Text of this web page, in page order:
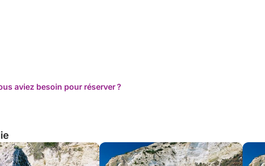
aviez besoin pour réserver ?